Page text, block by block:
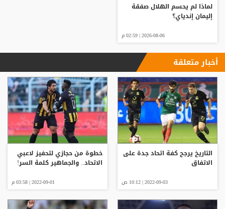
لماذا لم يحسم الهلال صفقة
إليمان إندياي؟
2026-08-06 | 02:59 م
أخبار متعلقة
التاريخ يرجح كفة اتحاد جدة على
الاتفاق
2022-09-03 | 10:12 ص
خطوة من حجازي لتحفيز لاعبي
الاتحاد.. والجماهير كلمة السر!
2022-09-01 | 03:58 م